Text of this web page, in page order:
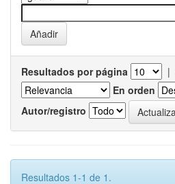
Resultados por página |
En orden
Autor/registro
Resultados 1-1 de 1.